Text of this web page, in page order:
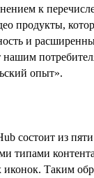
к
продукты,
и
опыт».
состоит из
типами
Таким